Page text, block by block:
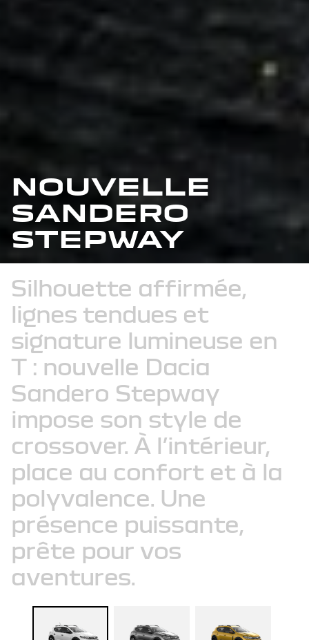
NOUVELLE
SANDERO
STEPWAY
Silhouette affirmée,
lignes tendues et
signature lumineuse en
T : nouvelle Dacia
Sandero Stepway
impose son style de
crossover. À l’intérieur,
place au confort et à la
polyvalence. Une
présence puissante,
prête pour vos
aventures.